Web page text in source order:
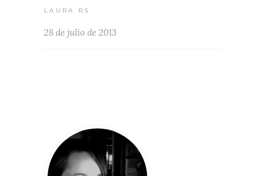
LAURA RS
28 de julio de 2013